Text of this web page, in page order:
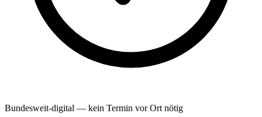
Bundesweit-digital — kein Termin vor Ort nötig